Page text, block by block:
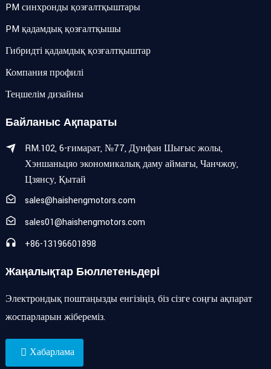
PM синхронды қозғалтқыштары
PM қадамдық қозғалтқышы
Гибридті қадамдық қозғалтқыштар
Компания профилі
Теңшелім дизайны
Байланыс Ақпараты
RM.102, 6-ғимарат, №77, Дунфан Шығыс жолы,
Хэншаньцяо экономикалық даму аймағы, Чанчжоу,
Цзянсу, Қытай
sales@haishengmotors.com
sales01@haishengmotors.com
+86-13196601898
Жаңалықтар Бюллетеньдері
Электрондық поштаңызды енгізіңіз, біз сізге соңғы ақпарат
жоспарларын жібереміз.
Хабарлама